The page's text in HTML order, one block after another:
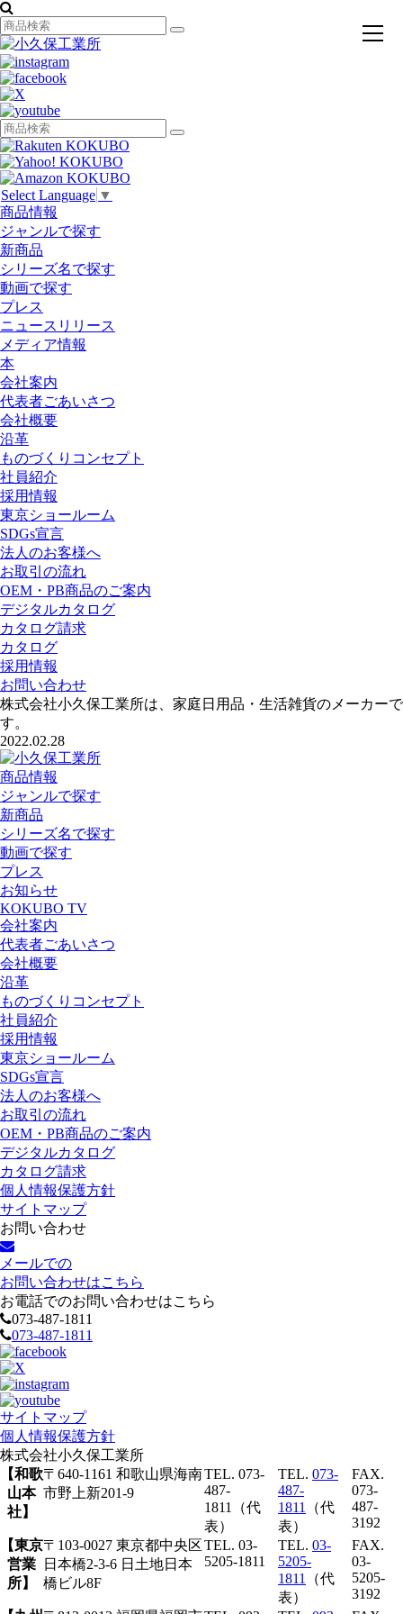
Select Language ▼
商品情報
ジャンルで探す
新商品
シリーズ名で探す
動画で探す
プレス
ニュースリリース
メディア情報
本
会社案内
代表者ごあいさつ
会社概要
沿革
ものづくりコンセプト
社員紹介
採用情報
東京ショールーム
SDGs宣言
法人のお客様へ
お取引の流れ
OEM・PB商品のご案内
デジタルカタログ
カタログ請求
カタログ
採用情報
お問い合わせ
株式会社小久保工業所は、家庭日用品・生活雑貨のメーカーで
す。
toggle
2022.02.28
商品情報
ジャンルで探す
新商品
シリーズ名で探す
動画で探す
プレス
お知らせ
KOKUBO TV
会社案内
代表者ごあいさつ
会社概要
沿革
ものづくりコンセプト
社員紹介
採用情報
東京ショールーム
SDGs宣言
法人のお客様へ
お取引の流れ
OEM・PB商品のご案内
デジタルカタログ
カタログ請求
個人情報保護方針
サイトマップ
お問い合わせ
メールでの
お問い合わせはこちら
お電話でのお問い合わせはこちら
073-487-1811
073-487-1811
サイトマップ
個人情報保護方針
株式会社小久保工業所
【和歌
山本
社】
〒640-1161 和歌山県海南
市野上新201-9
TEL. 073-
487-
1811（代
表）
TEL. 073-
487-
1811
（代
表）
FAX.
073-
487-
3192
【東京
営業
所】
〒103-0027 東京都中央区
日本橋2-3-6 日土地日本
橋ビル8F
TEL. 03-
5205-1811
TEL. 03-
5205-
1811
（代
表）
FAX.
03-
5205-
3192